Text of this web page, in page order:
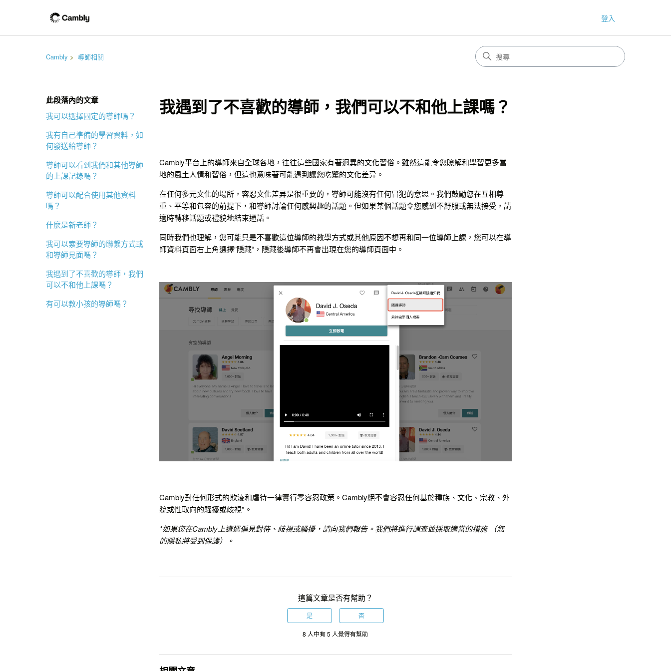
登入
Cambly 導師相關
此段落內的文章
我可以選擇固定的導師嗎？
我有自己準備的學習資料，如
何發送給導師？
導師可以看到我們和其他導師
的上課記錄嗎？
導師可以配合使用其他資料
嗎？
什麼是新老師？
我可以索要導師的聯繫方式或
和導師見面嗎？
我遇到了不喜歡的導師，我們
可以不和他上課嗎？
有可以教小孩的導師嗎？
我遇到了不喜歡的導師，我們可以不和他上課嗎？
Cambly平台上的導師來自全球各地，往往這些國家有著迥異的文化習俗。雖然這能令您瞭解和學習更多當
地的風土人情和習俗，但這也意味著可能遇到讓您吃驚的文化差异。
在任何多元文化的場所，容忍文化差异是很重要的，導師可能沒有任何冒犯的意思。我們鼓勵您在互相尊
重、平等和包容的前提下，和導師討論任何感興趣的話題。但如果某個話題令您感到不舒服或無法接受，請
適時轉移話題或禮貌地結束通話。
同時我們也理解，您可能只是不喜歡這位導師的教學方式或其他原因不想再和同一位導師上課，您可以在導
師資料頁面右上角選擇”隱藏“，隱藏後導師不再會出現在您的導師頁面中。
Cambly對任何形式的欺淩和虐待一律實行零容忍政策。Cambly絕不會容忍任何基於種族、文化、宗教、外
貌或性取向的騷擾或歧視*。
*如果您在Cambly上遭遇偏見對待、歧視或騷擾，請向我們報告。我們將進行調查並採取適當的措施 （您
的隱私將受到保護）。
這篇文章是否有幫助？
是 否
8 人中有 5 人覺得有幫助